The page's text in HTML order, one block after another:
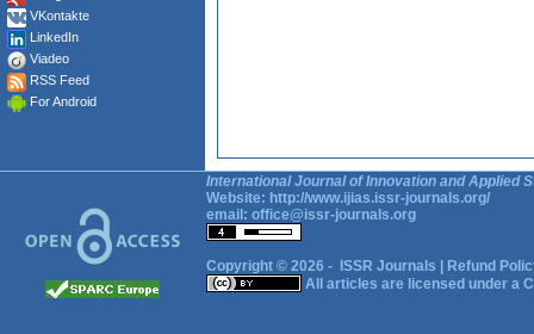
VKontakte
LinkedIn
Viadeo
RSS Feed
For Android
International Journal of Innovation and Applied
Website: http://www.ijias.issr-journals.org/
email: office@issr-journals.org
Copyright © 2026 - ISSR Journals
Refund
All articles are licensed under a